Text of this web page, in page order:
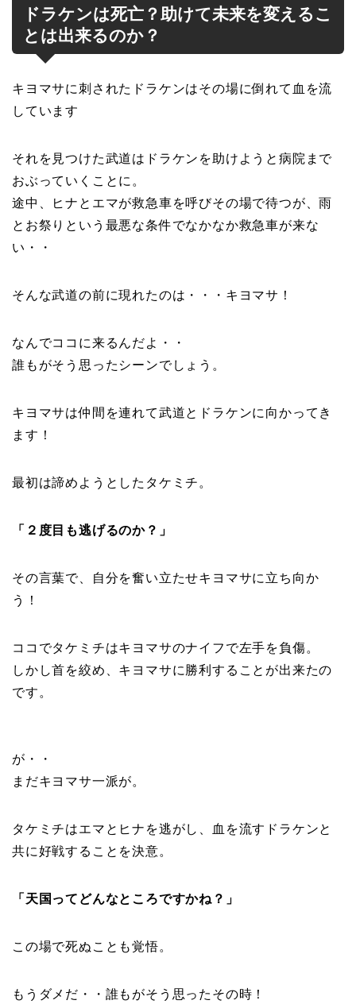
ドラケンは死亡？助けて未来を変えるこ
とは出来るのか？
キヨマサに刺されたドラケンはその場に倒れて血を流
しています
それを見つけた武道はドラケンを助けようと病院まで
おぶっていくことに。
途中、ヒナとエマが救急車を呼びその場で待つが、雨
とお祭りという最悪な条件でなかなか救急車が来な
い・・
そんな武道の前に現れたのは・・・キヨマサ！
なんでココに来るんだよ・・
誰もがそう思ったシーンでしょう。
キヨマサは仲間を連れて武道とドラケンに向かってき
ます！
最初は諦めようとしたタケミチ。
「２度目も逃げるのか？」
その言葉で、自分を奮い立たせキヨマサに立ち向か
う！
ココでタケミチはキヨマサのナイフで左手を負傷。
しかし首を絞め、キヨマサに勝利することが出来たの
です。
が・・
まだキヨマサ一派が。
タケミチはエマとヒナを逃がし、血を流すドラケンと
共に好戦することを決意。
「天国ってどんなところですかね？」
この場で死ぬことも覚悟。
もうダメだ・・誰もがそう思ったその時！